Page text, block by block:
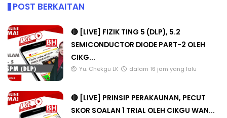
POST BERKAITAN
🔴 [LIVE] FIZIK TING 5 (DLP), 5.2
SEMICONDUCTOR DIODE PART-2 OLEH
CIKG...
Yu. Chekgu LK dalam 16 jam yang lalu
🔴 [LIVE] PRINSIP PERAKAUNAN, PECUT
SKOR SOALAN 1 TRIAL OLEH CIKGU WAN...